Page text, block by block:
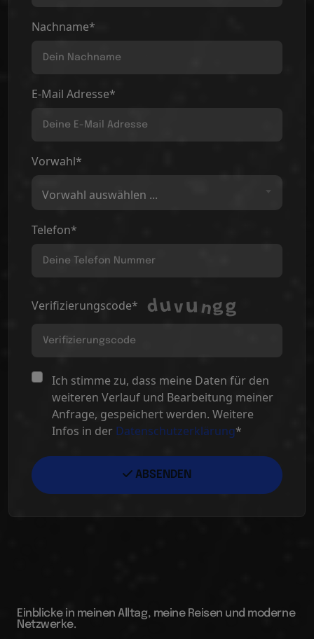
Nachname*
E-Mail Adresse*
Vorwahl*
Vorwahl auswählen ...
Telefon*
Verifizierungscode*
Ich stimme zu, dass meine Daten für den
weiteren Verlauf und Bearbeitung meiner
Anfrage, gespeichert werden. Weitere
Infos in der Datenschutzerklärung*
ABSENDEN
Einblicke in meinen Alltag, meine Reisen und moderne
Netzwerke.